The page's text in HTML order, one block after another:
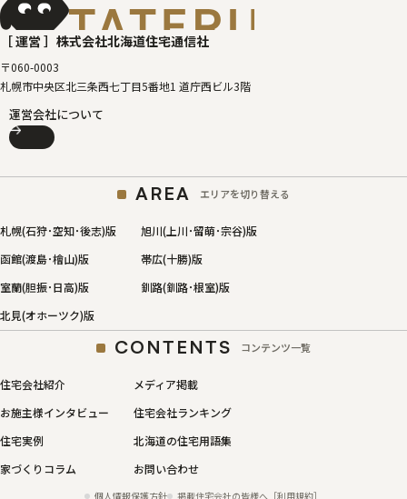
［ 運営 ］ 株式会社北海道住宅通信社
〒060-0003
札幌市中央区北三条西七丁目5番地1 道庁西ビル3階
運営会社について
AREA エリアを切り替える
札幌(石狩･空知･後志)版
旭川(上川･留萌･宗谷)版
函館(渡島･檜山)版
帯広(十勝)版
室蘭(胆振･日高)版
釧路(釧路･根室)版
北見(オホーツク)版
CONTENTS コンテンツ一覧
住宅会社紹介
メディア掲載
お施主様インタビュー
住宅会社ランキング
住宅実例
北海道の住宅用語集
家づくりコラム
お問い合わせ
個人情報保護方針 掲載住宅会社の皆様へ［利用規約］